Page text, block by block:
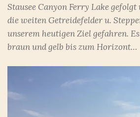
Stausee Canyon Ferry Lake
die weiten Getreidefelder u.
unserem heutigen Ziel gefahren.
braun und gelb bis zum Horizont…